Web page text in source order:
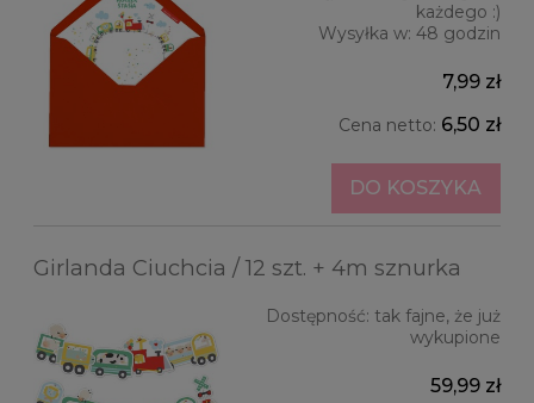
każdego :)
Wysyłka w: 48 godzin
7,99 zł
Cena netto: 6,50 zł
DO KOSZYKA
Girlanda Ciuchcia / 12 szt. + 4m sznurka
Dostępność: tak fajne, że już
wykupione
59,99 zł